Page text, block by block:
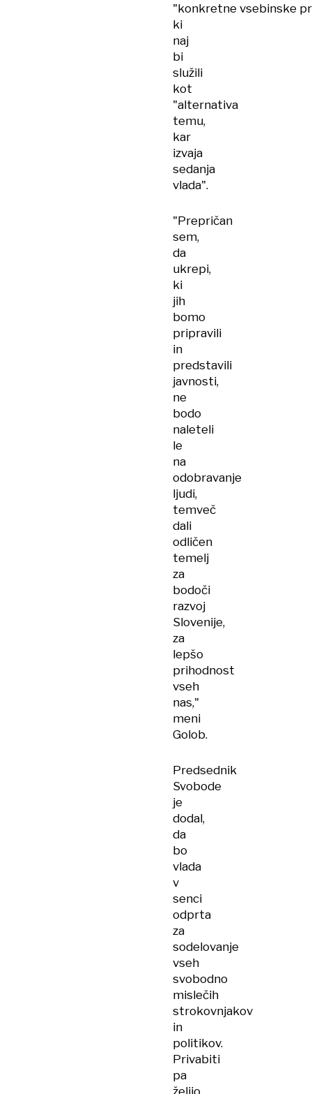
"konkretne vsebinske
ki
naj
bi
služili
kot
"alternativa
temu,
kar
izvaja
sedanja
vlada".
"Prepričan
sem,
da
ukrepi,
ki
jih
bomo
pripravili
in
predstavili
javnosti,
ne
bodo
naleteli
le
na
odobravanje
ljudi,
temveč
dali
odličen
temelj
za
bodoči
razvoj
Slovenije,
za
lepšo
prihodnost
vseh
nas,"
meni
Golob.
Predsednik
Svobode
je
dodal,
da
bo
vlada
v
senci
odprta
za
sodelovanje
vseh
svobodno
mislečih
strokovnjakov
in
politikov.
Privabiti
pa
želijo